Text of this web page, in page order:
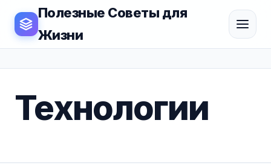
Полезные Советы для
Жизни
Технологии